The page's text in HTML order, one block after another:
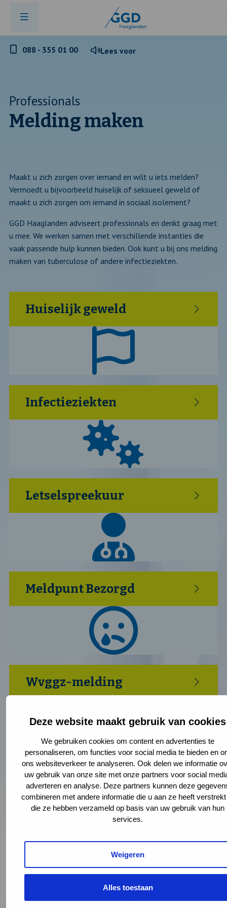
Deze website maakt gebruik van cookies
We gebruiken cookies om content en advertenties te
personaliseren, om functies voor social media te bieden en
ons websiteverkeer te analyseren. Ook delen we informatie
uw gebruik van onze site met onze partners voor social
adverteren en analyse. Deze partners kunnen deze
combineren met andere informatie die u aan ze heeft
die ze hebben verzameld op basis van uw gebruik van hun
services.
Weigeren
Alles toestaan
Telefoonnummer
088 - 355 01 00 Lees voor
Professionals
Melding maken
Maakt u zich zorgen over iemand en wilt u iets melden?
Vermoedt u bijvoorbeeld huiselijk of seksueel geweld of
maakt u zich zorgen om iemand in sociaal isolement?
GGD Haaglanden adviseert professionals en denkt graag met
u mee. We werken samen met verschillende instanties die
vaak passende hulp kunnen bieden. Ook kunt u bij ons melding
maken van tuberculose of andere infectieziekten.
Huiselijk geweld
Infectieziekten
Letselspreekuur
Meldpunt Bezorgd
Wvggz-melding
Zorgen kinderopvang
Meer over melding doen